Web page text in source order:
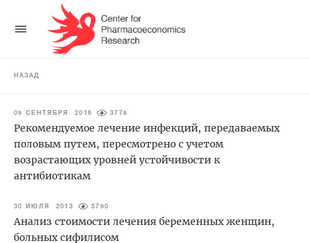
НАЗАД
09 СЕНТЯБРЯ 2016 3778
Рекомендуемое лечение инфекций, передаваемых
половым путем, пересмотрено с учетом
возрастающих уровней устойчивости к
антибиотикам
30 ИЮЛЯ 2013 5790
Анализ стоимости лечения беременных женщин,
больных сифилисом